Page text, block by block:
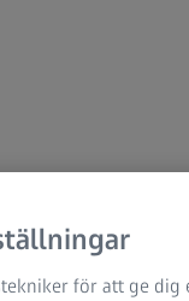
för att ge dig